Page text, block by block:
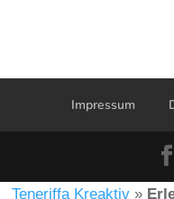
Impressum
Teneriffa Kreaktiv »